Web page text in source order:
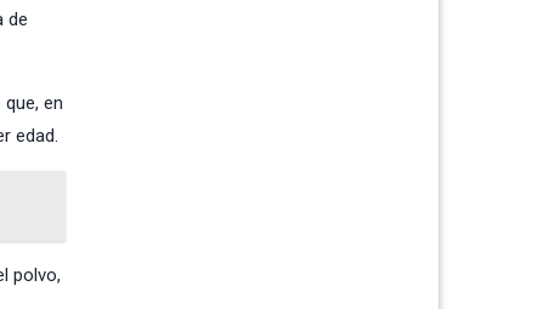
de
en
edad.
polvo,